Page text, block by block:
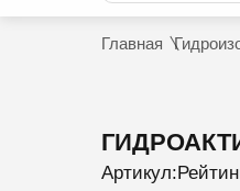
Главная
Артикул: